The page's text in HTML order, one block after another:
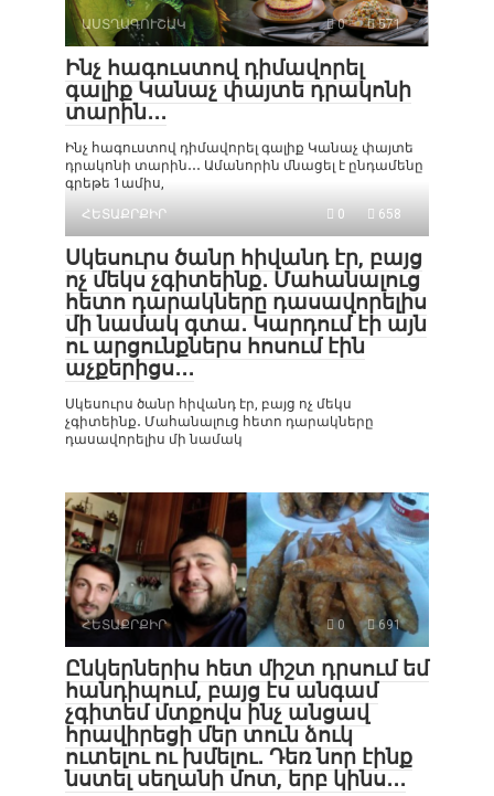
ԱՍՏՂԱԳՈՒՇԱԿ 0 571
Ինչ հագուստով դիմավորել
գալիք Կանաչ փայտե դրակոնի
տարին․․․
Ինչ հագուստով դիմավորել գալիք Կանաչ փայտե
դրակոնի տարին․․․ Ամանորին մնացել է ընդամենը
գրեթե 1ամիս,
ՀԵՏԱՔՐՔԻՐ
0 658
Սկեսուրս ծանր հիվանդ էր, բայց
ոչ մեկս չգիտեինք․ Մահանալուց
հետո դարակները դասավորելիս
մի նամակ գտա․ Կարդում էի այն
ու արցունքներս հոսում էին
աչքերիցս․․․
Սկեսուրս ծանր հիվանդ էր, բայց ոչ մեկս
չգիտեինք․ Մահանալուց հետո դարակները
դասավորելիս մի նամակ
ՀԵՏԱՔՐՔԻՐ 0 691
Ընկերներիս հետ միշտ դրսում եմ
հանդիպում, բայց էս անգամ
չգիտեմ մտքովս ինչ անցավ
հրավիրեցի մեր տուն ձուկ
ուտելու ու խմելու․ Դեռ նոր էինք
նստել սեղանի մոտ, երբ կինս․․․